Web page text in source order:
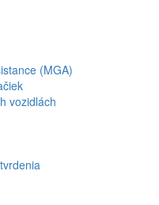
(MGA)
vozidlách